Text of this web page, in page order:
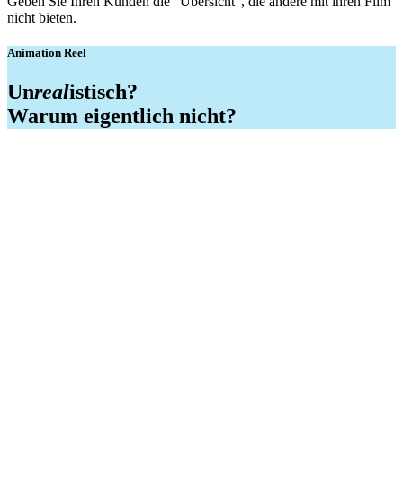
nicht bieten.
Animation Reel
Unrealistisch?
Warum eigentlich nicht?